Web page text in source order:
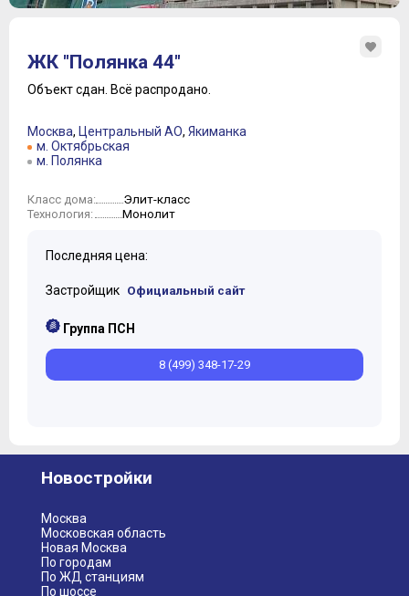
3
4
6
7
8
10
11
ЖК "Полянка 44"
Объект сдан. Всё распродано.
Москва, Центральный АО, Якиманка
м. Октябрьская
м. Полянка
Класс дома: Элит-класс
Технология: Монолит
Последняя цена:
Застройщик Официальный сайт
Группа ПСН
8 (499) 348-17-29
Новостройки
Москва
Московская область
Новая Москва
По городам
По ЖД станциям
По шоссе